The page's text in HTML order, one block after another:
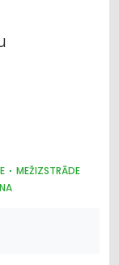
MEŽIZSTRĀDE